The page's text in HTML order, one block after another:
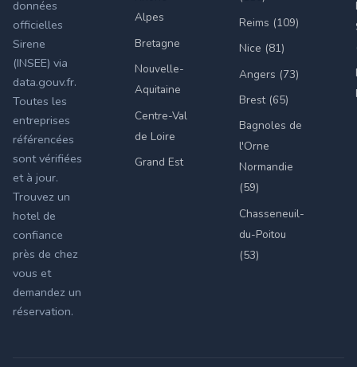
données
officielles
Sirene
(INSEE) via
data.gouv.fr.
Toutes les
entreprises
référencées
sont vérifiées
et à jour.
Trouvez un
hotel de
confiance
près de chez
vous et
demandez un
réservation.
Alpes
Bretagne
Nouvelle-
Aquitaine
Centre-Val
de Loire
Grand Est
Reims (109)
Nice (81)
Angers (73)
Brest (65)
Bagnoles de
l'Orne
Normandie
(59)
Chasseneuil-
du-Poitou
(53)